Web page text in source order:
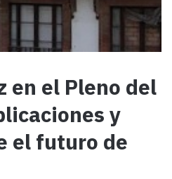
en el Pleno del
y
el futuro de